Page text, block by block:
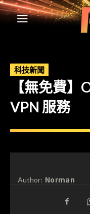
科技新聞
【無免費
VPN 服務
Author: Norman